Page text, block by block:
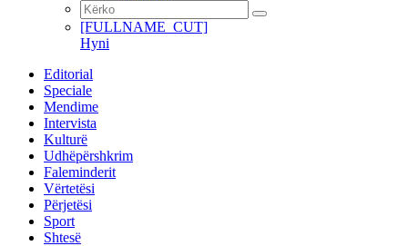
[FULLNAME_CUT]
Hyni
Editorial
Speciale
Mendime
Intervista
Kulturë
Udhëpërshkrim
Faleminderit
Vërtetësi
Përjetësi
Sport
Shtesë